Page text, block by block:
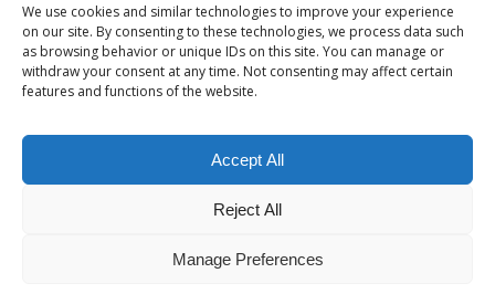
We use cookies and similar technologies to improve your experience
on our site. By consenting to these technologies, we process data such
as browsing behavior or unique IDs on this site. You can manage or
withdraw your consent at any time. Not consenting may affect certain
features and functions of the website.
Accept All
Reject All
Manage Preferences
données de vos commentaires sont traitées.
© Copyright - Alpha-b 2019-2026 -powered by Enfold WordPress
Conditions générales de vente Politique de confidentialité